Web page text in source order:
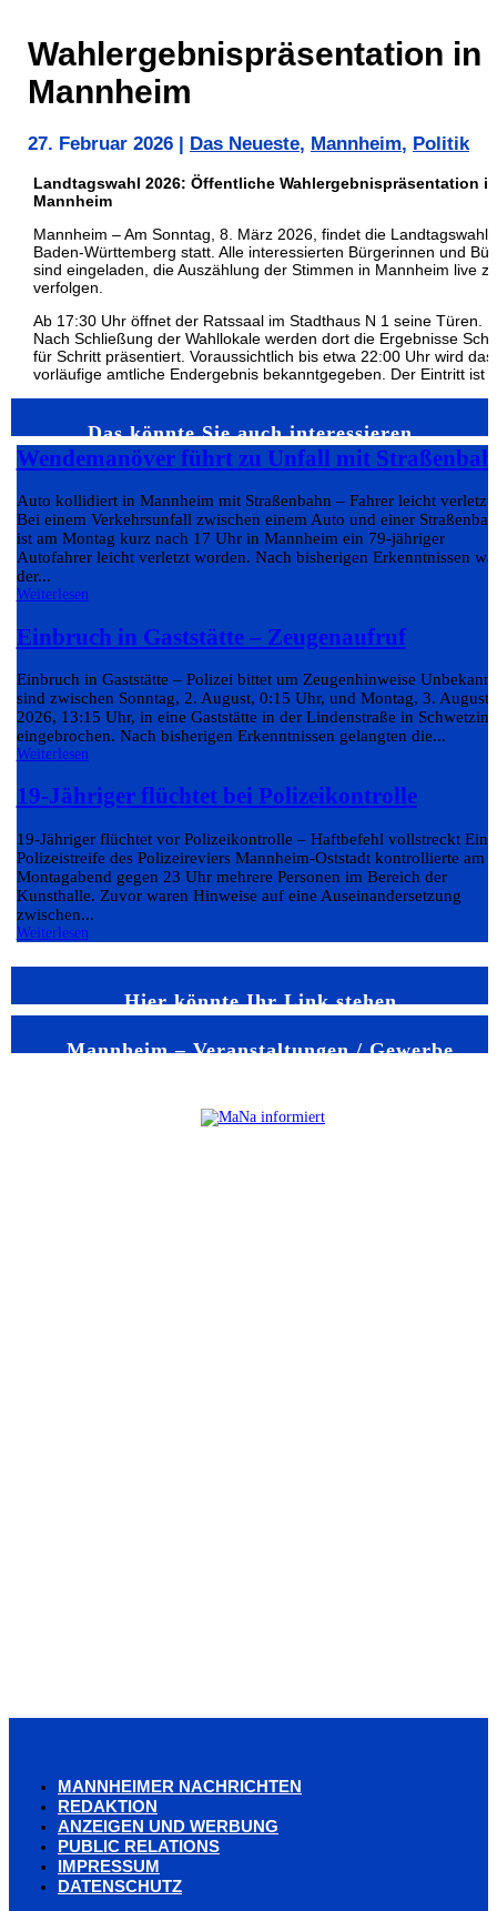
Wahlergebnispräsentation in
Mannheim
27. Februar 2026 Das Neueste, Mannheim, Politik
Landtagswahl 2026: Öffentliche Wahlergebnispräsentation in
Mannheim
Mannheim – Am Sonntag, 8. März 2026, findet die Landtagswahl
Baden-Württemberg statt. Alle interessierten Bürgerinnen und
sind eingeladen, die Auszählung der Stimmen in Mannheim live zu
verfolgen.
Ab 17:30 Uhr öffnet der Ratssaal im Stadthaus N 1 seine Türen.
Nach Schließung der Wahllokale werden dort die Ergebnisse
für Schritt präsentiert. Voraussichtlich bis etwa 22:00 Uhr wird das
vorläufige amtliche Endergebnis bekanntgegeben. Der Eintritt ist
Das könnte Sie auch interessieren…
Wendemanöver führt zu Unfall mit
Auto kollidiert in Mannheim mit Straßenbahn – Fahrer leicht verletzt
Bei einem Verkehrsunfall zwischen einem Auto und einer
ist am Montag kurz nach 17 Uhr in Mannheim ein 79-jähriger
Autofahrer leicht verletzt worden. Nach bisherigen Erkenntnissen
der...
Weiterlesen
Einbruch in Gaststätte – Zeugenaufruf
Einbruch in Gaststätte – Polizei bittet um Zeugenhinweise
sind zwischen Sonntag, 2. August, 0:15 Uhr, und Montag, 3. August
2026, 13:15 Uhr, in eine Gaststätte in der Lindenstraße in
eingebrochen. Nach bisherigen Erkenntnissen gelangten die...
Weiterlesen
19-Jähriger flüchtet bei Polizeikontrolle
19-Jähriger flüchtet vor Polizeikontrolle – Haftbefehl vollstreckt Eine
Polizeistreife des Polizeireviers Mannheim-Oststadt kontrollierte am
Montagabend gegen 23 Uhr mehrere Personen im Bereich der
Kunsthalle. Zuvor waren Hinweise auf eine Auseinandersetzung
zwischen...
Weiterlesen
Hier könnte Ihr Link stehen
Mannheim – Veranstaltungen / Gewerbe
MANNHEIMER NACHRICHTEN
REDAKTION
ANZEIGEN UND WERBUNG
PUBLIC RELATIONS
IMPRESSUM
DATENSCHUTZ